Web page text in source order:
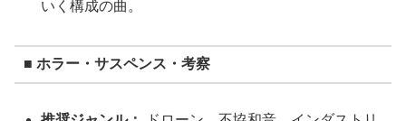
いく構成の曲。
■ ホラー・サスペンス・考察